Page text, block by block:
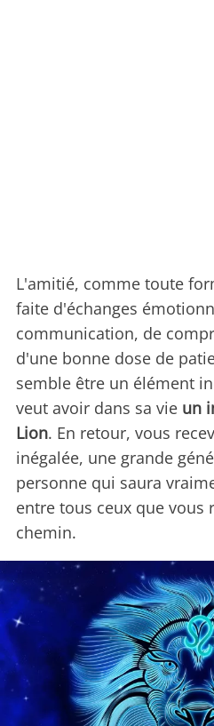
L'amitié, comme toute
faite d'échanges
communication, de
d'une bonne dose de
semble être un élément
veut avoir dans sa vie un
Lion. En retour, vous
inégalée, une grande
personne qui saura
entre tous ceux que vous
chemin.